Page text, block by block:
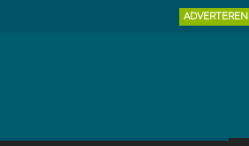
ADVERTEREN